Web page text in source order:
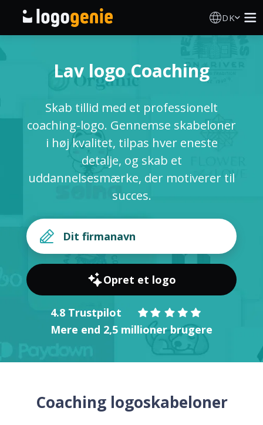
DK
AI logogenerator
Logoidéer
Trykte produkter
Om
LOG IND
Lav logo Coaching
Skab tillid med et professionelt
coaching-logo. Gennemse skabeloner
i høj kvalitet, tilpas hver eneste
detalje, og skab et
uddannelsesmærke, der motiverer til
succes.
Opret et logo
4.8 Trustpilot
Mere end 2,5 millioner brugere
Coaching logoskabeloner